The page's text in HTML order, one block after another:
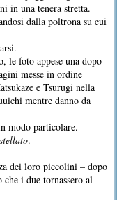
in una tenera stretta.
dalla poltrona su cui
le foto appese una dopo
messe in ordine
e Tsurugi nella
mentre danno da
modo particolare.
.
dei loro piccolini – dopo
i due tornassero al